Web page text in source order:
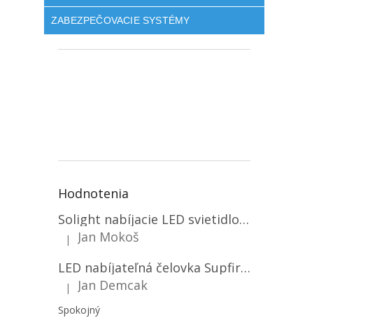
ZABEZPEČOVACIE SYSTÉMY
Hodnotenia
Solight nabíjacie LED svietidlo, 600lm, 2200mAh Li-Ion, USB nabíjanie [WN22]
Hodnotenie produktu je 5 z 5 hviezdičiek.
|
Jan Mokoš
LED nabíjateľná čelovka Supfire HL06, 3 módy + SOS + senzor, nabíjanie cez Micro-USB, 5W, 500lm, 300m
Hodnotenie produktu je 5 z 5 hviezdičiek.
| Jan Demcak
Spokojný